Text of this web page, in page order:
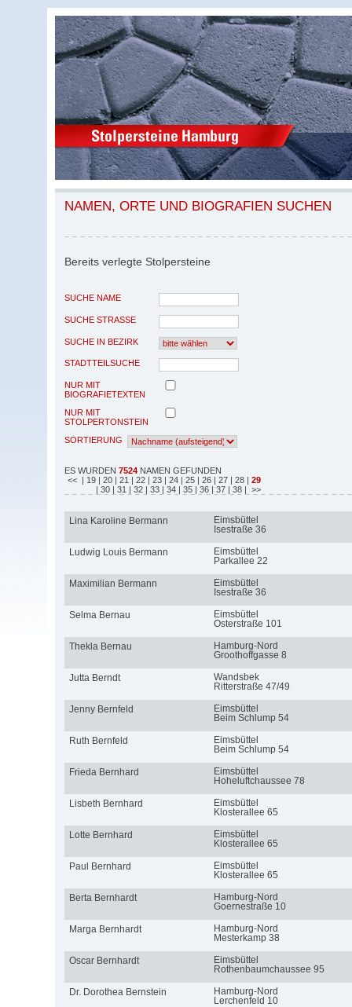
NAMEN, ORTE UND BIOGRAFIEN SUCHEN
Bereits verlegte Stolpersteine
SUCHE NAME
SUCHE STRASSE
SUCHE IN BEZIRK
STADTTEILSUCHE
NUR MIT
BIOGRAFIETEXTEN
NUR MIT
STOLPERTONSTEIN
SORTIERUNG
ES WURDEN 7524 NAMEN GEFUNDEN
<< | 19 | 20 | 21 | 22 | 23 | 24 | 25 | 26 | 27 | 28 | 29
| 30 | 31 | 32 | 33 | 34 | 35 | 36 | 37 | 38 | >>
Lina Karoline Bermann
Eimsbüttel
Isestraße 36
Ludwig Louis Bermann
Eimsbüttel
Parkallee 22
Maximilian Bermann
Eimsbüttel
Isestraße 36
Selma Bernau
Eimsbüttel
Osterstraße 101
Thekla Bernau
Hamburg-Nord
Groothoffgasse 8
Jutta Berndt
Wandsbek
Ritterstraße 47/49
Jenny Bernfeld
Eimsbüttel
Beim Schlump 54
Ruth Bernfeld
Eimsbüttel
Beim Schlump 54
Frieda Bernhard
Eimsbüttel
Hoheluftchaussee 78
Lisbeth Bernhard
Eimsbüttel
Klosterallee 65
Lotte Bernhard
Eimsbüttel
Klosterallee 65
Paul Bernhard
Eimsbüttel
Klosterallee 65
Berta Bernhardt
Hamburg-Nord
Goernestraße 10
Marga Bernhardt
Hamburg-Nord
Mesterkamp 38
Oscar Bernhardt
Eimsbüttel
Rothenbaumchaussee 95
Dr. Dorothea Bernstein
Hamburg-Nord
Lerchenfeld 10